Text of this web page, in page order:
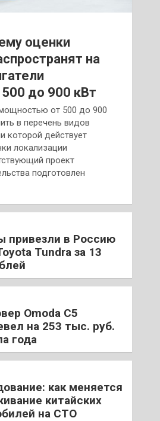
оценки
на
до 900 кВт
от 500 до 900
в перечень видов
которой действует
локализации
проект
подготовлен
привезли в Россию
Tundra за 13
Omoda C5
на 253 тыс. руб.
года
как меняется
китайских
на СТО